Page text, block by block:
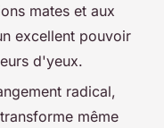
mates et aux
excellent pouvoir
d'yeux.
radical,
même